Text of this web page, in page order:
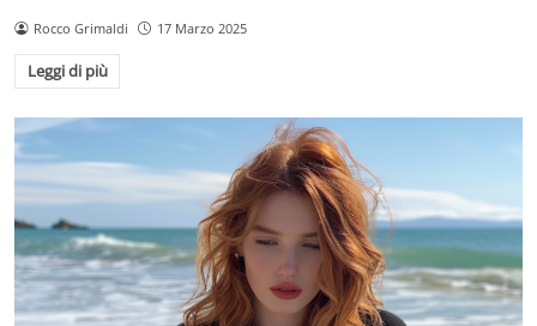
Rocco Grimaldi 17 Marzo 2025
Leggi di più